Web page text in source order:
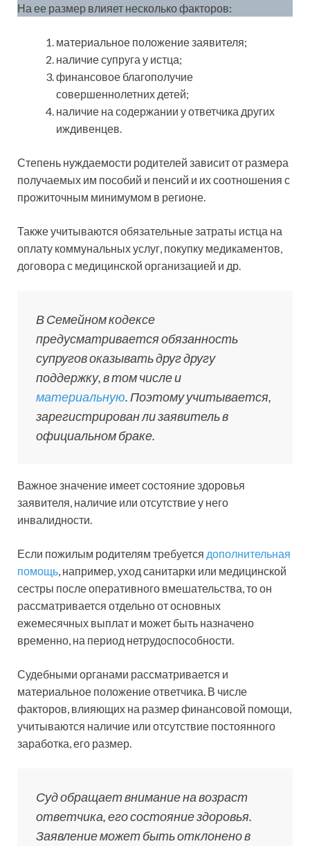
На ее размер влияет несколько факторов:
материальное положение заявителя;
наличие супруга у истца;
финансовое благополучие
совершеннолетних детей;
наличие на содержании у ответчика других
иждивенцев.
Степень нуждаемости родителей зависит от размера
получаемых им пособий и пенсий и их соотношения с
прожиточным минимумом в регионе.
Также учитываются обязательные затраты истца на
оплату коммунальных услуг, покупку медикаментов,
договора с медицинской организацией и др.
В Семейном кодексе
предусматривается обязанность
супругов оказывать друг другу
поддержку, в том числе и
материальную. Поэтому учитывается,
зарегистрирован ли заявитель в
официальном браке.
Важное значение имеет состояние здоровья
заявителя, наличие или отсутствие у него
инвалидности.
Если пожилым родителям требуется дополнительная
помощь , например, уход санитарки или медицинской
сестры после оперативного вмешательства, то он
рассматривается отдельно от основных
ежемесячных выплат и может быть назначено
временно, на период нетрудоспособности.
Судебными органами рассматривается и
материальное положение ответчика. В числе
факторов, влияющих на размер финансовой помощи,
учитываются наличие или отсутствие постоянного
заработка, его размер.
Суд обращает внимание на возраст
ответчика, его состояние здоровья.
Заявление может быть отклонено в